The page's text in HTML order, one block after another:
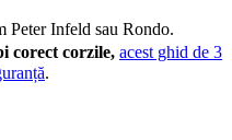
Peter Infeld sau Rondo.
corect corzile, acest ghid de 3
.